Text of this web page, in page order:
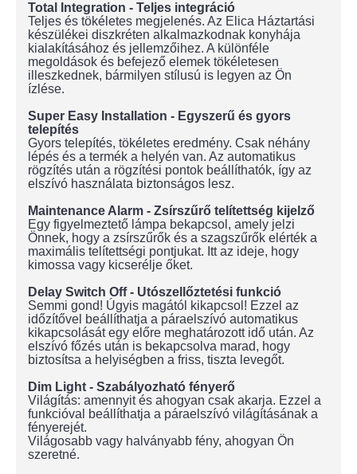
Total Integration - Teljes integráció
Teljes és tökéletes megjelenés. Az Elica Háztartási
készülékei diszkréten alkalmazkodnak konyhája
kialakításához és jellemzőihez. A különféle
megoldások és befejező elemek tökéletesen
illeszkednek, bármilyen stílusú is legyen az Ön
ízlése.
Super Easy Installation - Egyszerű és gyors
telepítés
Gyors telepítés, tökéletes eredmény. Csak néhány
lépés és a termék a helyén van. Az automatikus
rögzítés után a rögzítési pontok beállíthatók, így az
elszívó használata biztonságos lesz.
Maintenance Alarm - Zsírszűrő telítettség kijelző
Egy figyelmeztető lámpa bekapcsol, amely jelzi
Önnek, hogy a zsírszűrők és a szagszűrők elérték a
maximális telítettségi pontjukat. Itt az ideje, hogy
kimossa vagy kicserélje őket.
Delay Switch Off - Utószellőztetési funkció
Semmi gond! Úgyis magától kikapcsol! Ezzel az
időzítővel beállíthatja a páraelszívó automatikus
kikapcsolását egy előre meghatározott idő után. Az
elszívó főzés után is bekapcsolva marad, hogy
biztosítsa a helyiségben a friss, tiszta levegőt.
Dim Light - Szabályozható fényerő
Világítás: amennyit és ahogyan csak akarja. Ezzel a
funkcióval beállíthatja a páraelszívó világításának a
fényerejét.
Világosabb vagy halványabb fény, ahogyan Ön
szeretné.